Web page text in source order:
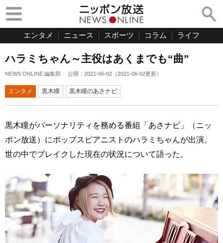
エンタメ ニュース スポーツ コラム ライフ
ハラミちゃん～主役はあくまでも“曲”
NEWS ONLINE 編集部 公開： 2021-06-02 （2021-06-02更新）
エンタメ 黒木瞳 黒木瞳のあさナビ
黒木瞳がパーソナリティを務める番組「あさナビ」（ニッ
ポン放送）にポップスピアニストのハラミちゃんが出演。
世の中でブレイクした現在の状況について語った。